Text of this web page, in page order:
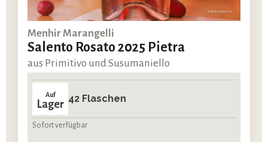
Menhir Marangelli
Salento Rosato 2025 Pietra
aus Primitivo und Susumaniello
Auf
Lager 42 Flaschen
Sofort verfügbar